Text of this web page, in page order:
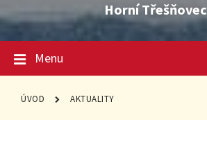
Horní Třešňovec
Menu
ÚVOD AKTUALITY